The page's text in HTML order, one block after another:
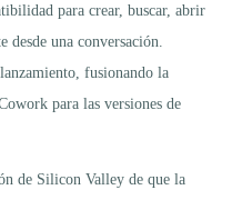
para crear, buscar, abrir
desde una conversación.
fusionando la
para las versiones de
de Silicon Valley de que la